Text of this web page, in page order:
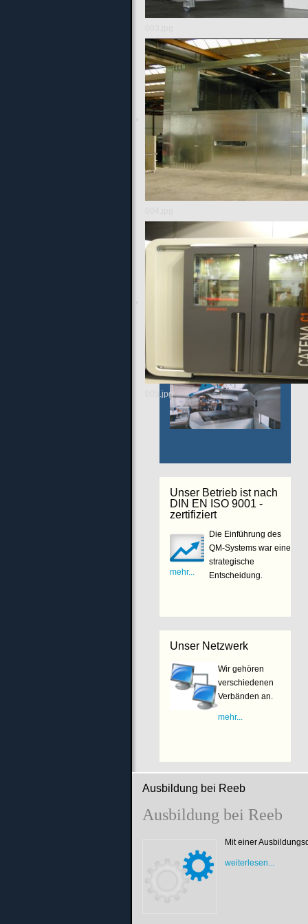
005.jpg
Unser Betrieb ist nach
DIN EN ISO 9001 -
zertifiziert
mehr...
Die Einführung des
QM-Systems war eine
strategische
Entscheidung.
Unser Netzwerk
Wir gehören
verschiedenen
Verbänden an.
mehr...
Ausbildung bei Reeb
Ausbildung bei Reeb
Mit einer
weiterlesen...